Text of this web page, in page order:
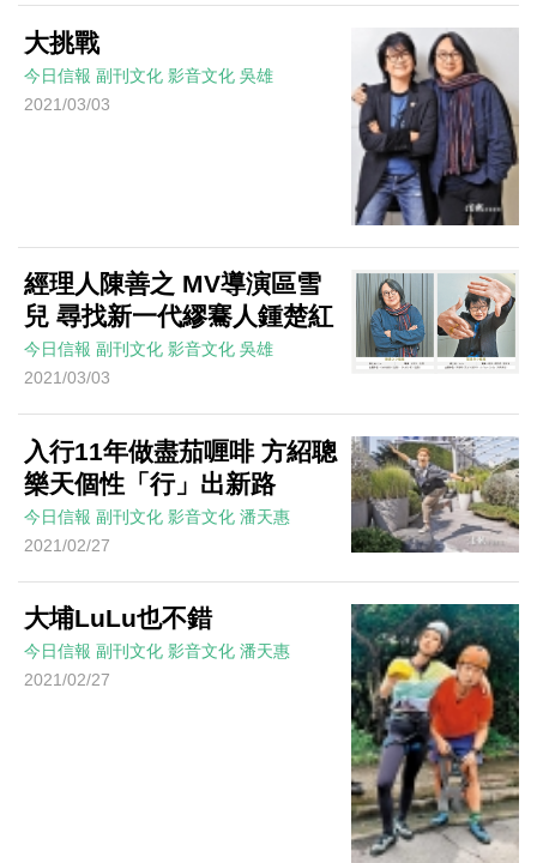
大挑戰
今日信報 副刊文化 影音文化 吳雄
2021/03/03
經理人陳善之 MV導演區雪
兒 尋找新一代繆騫人鍾楚紅
今日信報 副刊文化 影音文化 吳雄
2021/03/03
入行11年做盡茄喱啡 方紹聰
樂天個性「行」出新路
今日信報 副刊文化 影音文化 潘天惠
2021/02/27
大埔LuLu也不錯
今日信報 副刊文化 影音文化 潘天惠
2021/02/27